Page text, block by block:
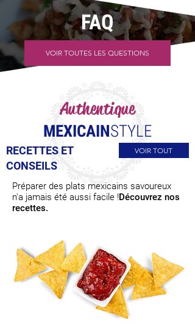
FAQ
VOIR TOUTES LES QUESTIONS
Authentique
MEXICAINSTYLE
RECETTES ET
CONSEILS
VOIR TOUT
Préparer des plats mexicains savoureux
n'a jamais été aussi facile !Découvrez nos
recettes.